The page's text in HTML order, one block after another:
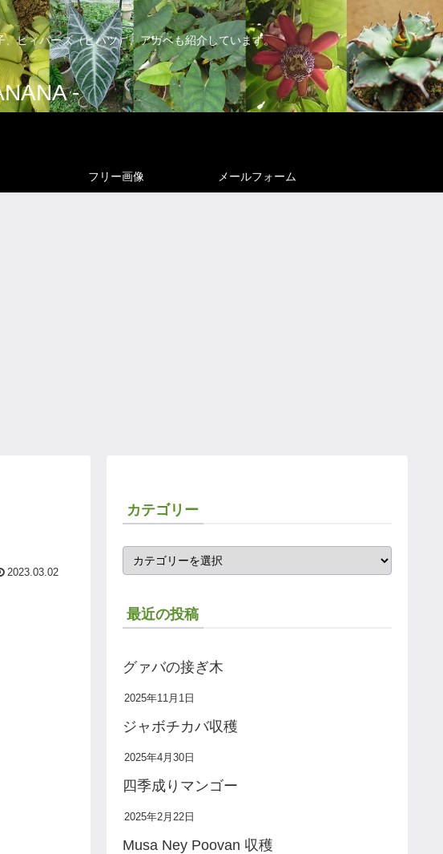
ピィパーズ（ヒハツ）、アガベも紹介しています。
-
フリー画像 メールフォーム
2023.03.02
カテゴリー
最近の投稿
グァバの接ぎ木
2025年11月1日
ジャボチカバ収穫
2025年4月30日
四季成りマンゴー
2025年2月22日
Musa Ney Poovan 収穫